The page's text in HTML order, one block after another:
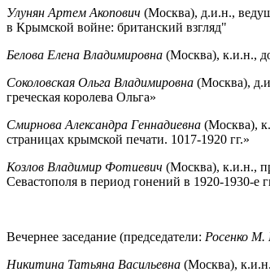
Улунян Артем Акопович (Москва), д.и.н.,
в Крымской войне: британский взгляд"
Белова Елена Владимировна (Москва), к.и.н.,
Соколовская Ольга Владимировна (Москва),
греческая королева Ольга»
Смирнова Александра Геннадиевна (Москва),
страницах крымской печати. 1017-1920 гг.»
Козлов Владимир Фотиевич (Москва), к.и.н.,
Севастополя в период гонений в 1920-1930-е
Вечернее заседание (председатели: Росенко М.
Никитина Татьяна Васильевна (Москва),